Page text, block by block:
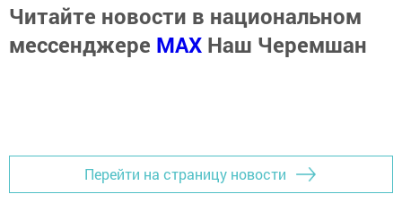
Читайте новости в национальном
мессенджере MАХ Наш Черемшан
Перейти на страницу новости